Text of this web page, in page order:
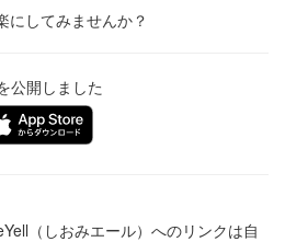
してみませんか？
公開しました
（しおみエール）へのリンクは自